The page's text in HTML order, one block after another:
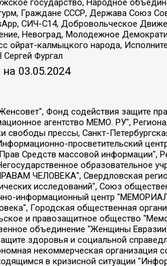
государство, Народное
Граждане СССР, Держава Союз
СИЧ-С14, Добровольческое
Невоград, Молодежное
ойрат-калмыцкого народа,
Фургал
на 03.05.2024
Общество с ограниченной ответственностью "Альтаир 2021", Общество с ограниченной ответственностью "Вега 2021", Общество с ограниченной ответственностью "Главный редактор 2021", Общество с ограниченной ответственностью "Ромашки монолит", Важенков Артем Валерьевич, Ивановская областная общественная организация "Центр гендерных исследований", Гурман Юрий Альбертович, Медиапроект "ОВД-Инфо", Егоров Владимир Владимирович, Жилинский Владимир Александрович, Общество с ограниченной ответственностью "ЗП", Иванова София Юрьевна, Карезина Инна Павловна, Кильтау Екатерина Викторовна, Петров Алексей Викторович, Пискунов Сергей Евгеньевич, Смирнов Сергей Сергеевич, Тихонов Михаил Сергеевич, Общество с ограниченной ответственностью "ЖУРНАЛИСТ-ИНОСТРАННЫЙ АГЕНТ", Арапова Галина Юрьевна, Вольтская Татьяна Анатольевна, Американская компания "Mason G.E.S. Anonymous Foundation" (США), являющаяся владельцем интернет-издания https://mnews.world/, Компания "Stichting Bellingcat", зарегистрированная в Нидерландах (дата регистрации 11.07.2018), Захаров Андрей Вячеславович, Клепиковская Екатерина Дмитриевна, Общество с ограниченной ответственностью "МЕМО", Перл Роман Александрович, Симонов Евгений Алексеевич, Соловьева Елена Анатольевна, Сотников Даниил Владимирович, Сурначева Елизавета Дмитриевна, Автономная некоммерческая организация по защите прав человека и информированию населения "Якутия – Наше Мнение", Общество с ограниченной ответственностью "Москоу диджитал медиа", с 26.01.2023 Общество с ограниченной ответственностью "Чайка Белые сады", Ветошкина Валерия Валерьевна, Заговора Максим Александрович, Межрегиональное общественное движение "Российская ЛГБТ - сеть", Оленичев Максим Владимирович, Павлов Иван Юрьевич, Скворцова Елена Сергеевна, Общество с ограниченной ответственностью "Как бы инагент", Кочетков Игорь Викторович, Общество с ограниченной ответственностью "Честные выборы", Еланчик Олег Александрович, Общество с ограниченной ответственностью "Нобелевский призыв", Гималова Регина Эмилевна, Григорьев Андрей Валерьевич, Григорьева Алина Александровна, Ассоциация по содействию защите прав призывников, альтернативнослужащих и военнослужащих "Правозащитная группа